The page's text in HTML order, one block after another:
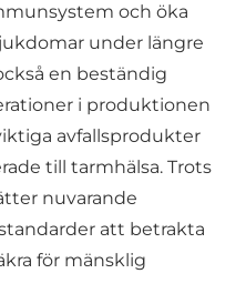
och öka
under längre
en beständig
i produktionen
avfallsprodukter
till tarmhälsa. Trots
nuvarande
att betrakta
för mänsklig